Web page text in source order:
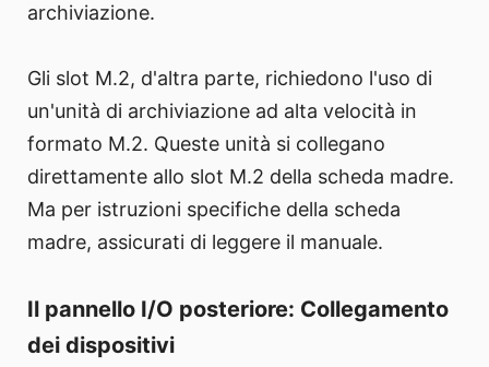
archiviazione.
Gli slot M.2, d'altra parte, richiedono l'uso di
un'unità di archiviazione ad alta velocità in
formato M.2. Queste unità si collegano
direttamente allo slot M.2 della scheda madre.
Ma per istruzioni specifiche della scheda
madre, assicurati di leggere il manuale.
Il pannello I/O posteriore: Collegamento
dei dispositivi